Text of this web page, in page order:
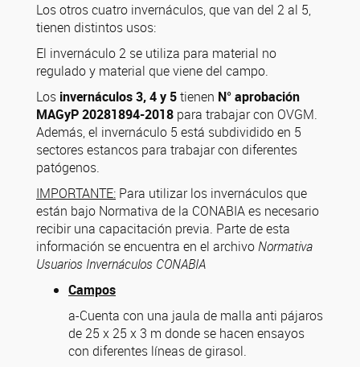
Los otros cuatro invernáculos, que van del 2 al 5,
tienen distintos usos:
El invernáculo 2 se utiliza para material no
regulado y material que viene del campo.
Los invernáculos 3, 4 y 5tienen N° aprobación
MAGyP 20281894-2018 para trabajar con OVGM.
Además, el invernáculo 5 está subdividido en 5
sectores estancos para trabajar con diferentes
patógenos.
IMPORTANTE: Para utilizar los invernáculos que
están bajo Normativa de la CONABIA es necesario
recibir una capacitación previa. Parte de esta
información se encuentra en el archivoNormativa
Usuarios Invernáculos CONABIA
Campos
a-Cuenta con una jaula de malla anti pájaros
de 25 x 25 x 3 m donde se hacen ensayos
con diferentes líneas de girasol.